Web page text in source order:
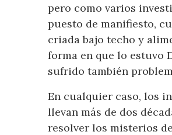
pero como varios
puesto de manifiesto,
criada bajo techo y
forma en que lo estuvo
sufrido también
En cualquier caso, los
llevan más de dos
resolver los misterios